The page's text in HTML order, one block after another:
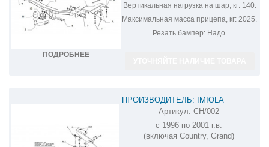
ПОДРОБНЕЕ
Вертикальная нагрузка на шар, кг:140.
Максимальная масса прицепа, кг: 2025.
Резать бампер:Надо.
ПРОИЗВОДИТЕЛЬ: IMIOLA
ФАРКОП НА CHRYSLER GRAND
VOYAGER CH/002
Артикул: CH/002
с 1996 по 2001 г.в.
(включая Country, Grand)